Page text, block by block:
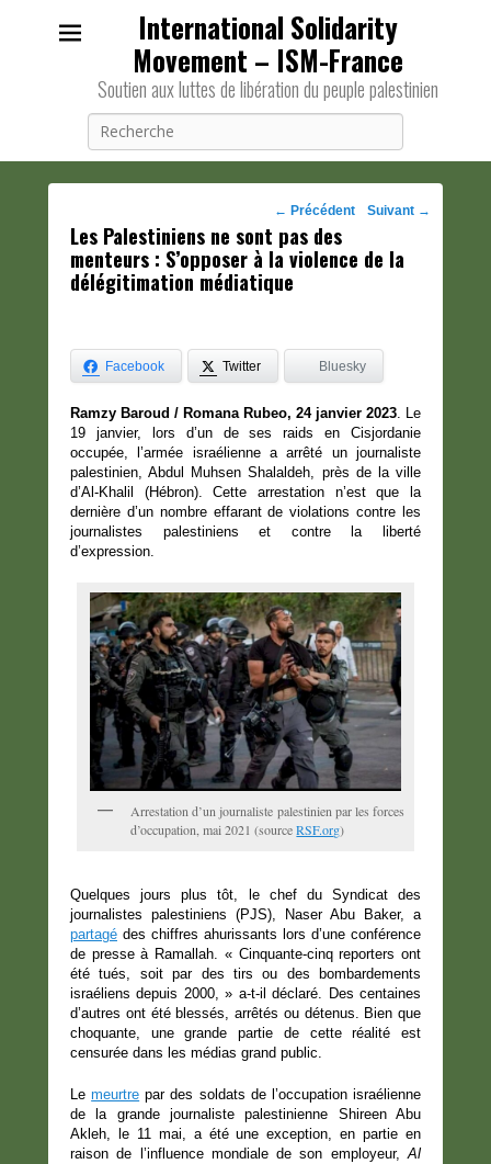
International Solidarity
Movement – ISM-France
Soutien aux luttes de libération du peuple palestinien
Navigation
des
posts
← Précédent Suivant →
Les Palestiniens ne sont pas des
menteurs : S’opposer à la violence de la
délégitimation médiatique
Facebook Twitter Bluesky
Ramzy Baroud / Romana Rubeo, 24 janvier 2023. Le
19 janvier, lors d’un de ses raids en Cisjordanie
occupée, l’armée israélienne a arrêté un journaliste
palestinien, Abdul Muhsen Shalaldeh, près de la ville
d’Al-Khalil (Hébron). Cette arrestation n’est que la
dernière d’un nombre effarant de violations contre les
journalistes palestiniens et contre la liberté
d’expression.
Arrestation d’un journaliste palestinien par les forces
d’occupation, mai 2021 (sourceRSF.org)
Quelques jours plus tôt, le chef du Syndicat des
journalistes palestiniens (PJS), Naser Abu Baker, a
partagé des chiffres ahurissants lors d’une conférence
de presse à Ramallah. « Cinquante-cinq reporters ont
été tués, soit par des tirs ou des bombardements
israéliens depuis 2000, » a-t-il déclaré. Des centaines
d’autres ont été blessés, arrêtés ou détenus. Bien que
choquante, une grande partie de cette réalité est
censurée dans les médias grand public.
Lemeurtre par des soldats de l’occupation israélienne
de la grande journaliste palestinienne Shireen Abu
Akleh, le 11 mai, a été une exception, en partie en
raison de l’influence mondiale de son employeur,Al